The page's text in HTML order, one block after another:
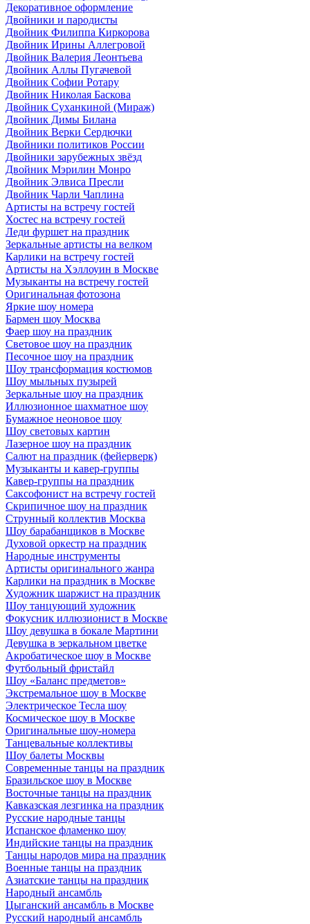
Декоративное оформление
Двойники и пародисты
Двойник Филиппа Киркорова
Двойник Ирины Аллегровой
Двойник Валерия Леонтьева
Двойник Аллы Пугачевой
Двойник Софии Ротару
Двойник Николая Баскова
Двойник Суханкиной (Мираж)
Двойник Димы Билана
Двойник Верки Сердючки
Двойники политиков России
Двойники зарубежных звёзд
Двойник Мэрилин Монро
Двойник Элвиса Пресли
Двойник Чарли Чаплина
Артисты на встречу гостей
Хостес на встречу гостей
Леди фуршет на праздник
Зеркальные артисты на велком
Карлики на встречу гостей
Артисты на Хэллоуин в Москве
Музыканты на встречу гостей
Оригинальная фотозона
Яркие шоу номера
Бармен шоу Москва
Фаер шоу на праздник
Световое шоу на праздник
Песочное шоу на праздник
Шоу трансформация костюмов
Шоу мыльных пузырей
Зеркальные шоу на праздник
Иллюзионное шахматное шоу
Бумажное неоновое шоу
Шоу световых картин
Лазерное шоу на праздник
Салют на праздник (фейерверк)
Музыканты и кавер-группы
Кавер-группы на праздник
Саксофонист на встречу гостей
Скрипичное шоу на праздник
Струнный коллектив Москва
Шоу барабанщиков в Москве
Духовой оркестр на праздник
Народные инструменты
Артисты оригинального жанра
Карлики на праздник в Москве
Художник шаржист на праздник
Шоу танцующий художник
Фокусник иллюзионист в Москве
Шоу девушка в бокале Мартини
Девушка в зеркальном цветке
Акробатическое шоу в Москве
Футбольный фристайл
Шоу «Баланс предметов»
Экстремальное шоу в Москве
Электрическое Тесла шоу
Космическое шоу в Москве
Оригинальные шоу-номера
Танцевальные коллективы
Шоу балеты Москвы
Современные танцы на праздник
Бразильское шоу в Москве
Восточные танцы на праздник
Кавказская лезгинка на праздник
Русские народные танцы
Испанское фламенко шоу
Индийские танцы на праздник
Танцы народов мира на праздник
Военные танцы на праздник
Азиатские танцы на праздник
Народный ансамбль
Цыганский ансамбль в Москве
Русский народный ансамбль